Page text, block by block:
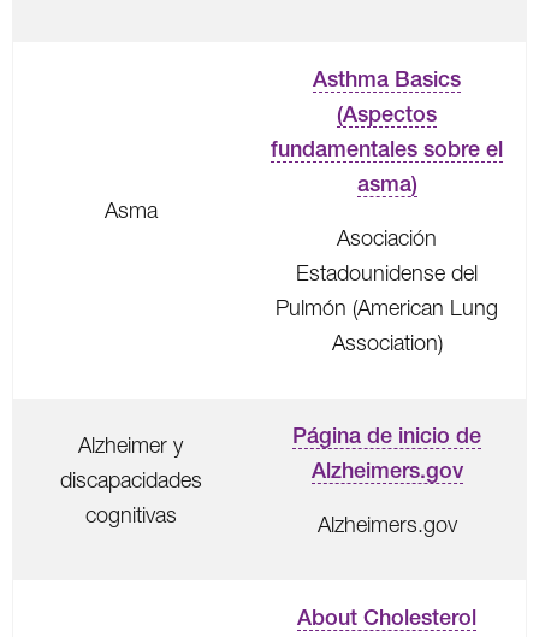
Asma
Asthma Basics
(Aspectos
fundamentales sobre el
asma)
Asociación
Estadounidense del
Pulmón (American Lung
Association)
Alzheimer y
discapacidades
cognitivas
Página de inicio de
Alzheimers.gov
Alzheimers.gov
About Cholesterol